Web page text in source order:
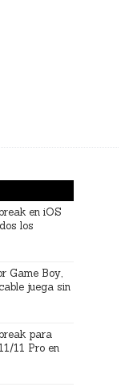
en iOS
los
Game Boy,
juega sin
para
11 Pro en